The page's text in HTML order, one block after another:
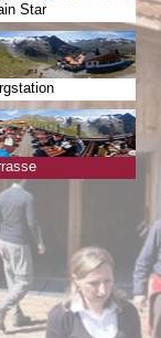
Star